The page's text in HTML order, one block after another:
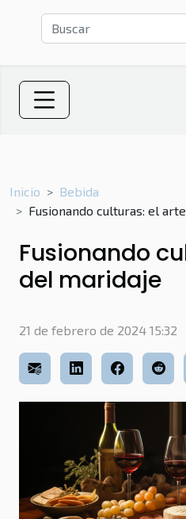
Inicio
Bebida
Fusionando culturas: el
Fusionando
del maridaje
21 de febrero de 2024 15:32